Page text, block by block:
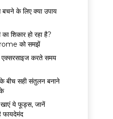
से बचने के लिए क्या उपाय
शिकार हो रहा है?
को समझें
एक्सरसाइज करते समय
बीच सही संतुलन बनाने
ये फूड्स, जानें
फायदेमंद